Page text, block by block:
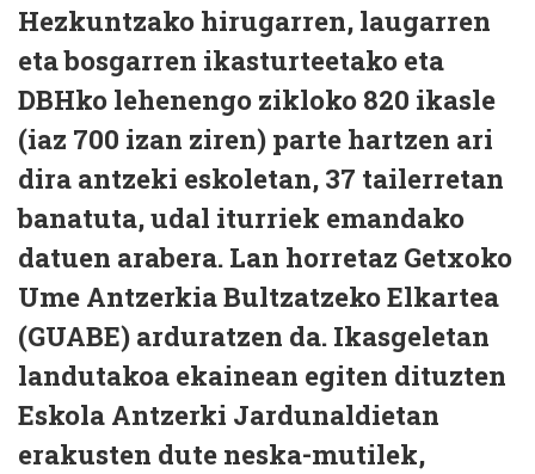
Hezkuntzako hirugarren, laugarren
eta bosgarren ikasturteetako eta
DBHko lehenengo zikloko 820 ikasle
(iaz 700 izan ziren) parte hartzen ari
dira antzeki eskoletan, 37 tailerretan
banatuta, udal iturriek emandako
datuen arabera. Lan horretaz Getxoko
Ume Antzerkia Bultzatzeko Elkartea
(GUABE) arduratzen da. Ikasgeletan
landutakoa ekainean egiten dituzten
Eskola Antzerki Jardunaldietan
erakusten dute neska-mutilek,